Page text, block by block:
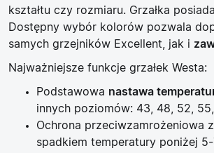
kształtu czy rozmiaru. Grzałka posiada
Dostępny wybór kolorów pozwala
samych grzejników Excellent, jak i
Najważniejsze funkcje grzałek Westa:
Podstawowa nastawa
innych poziomów: 43, 48, 52, 55,
Ochrona przeciwzamrożeniowa
spadkiem temperatury poniżej 5-